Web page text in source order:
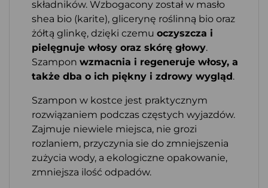
składników. Wzbogacony został w masło
shea bio (karite), glicerynę roślinną bio oraz
żółtą glinkę, dzięki czemu oczyszcza i
pielęgnuje włosy oraz skórę głowy.
Szampon wzmacnia i regeneruje włosy, a
także dba o ich piękny i zdrowy wygląd.
Szampon w kostce jest praktycznym
rozwiązaniem podczas częstych wyjazdów.
Zajmuje niewiele miejsca, nie grozi
rozlaniem, przyczynia sie do zmniejszenia
zużycia wody, a ekologiczne opakowanie,
zmniejsza ilość odpadów.